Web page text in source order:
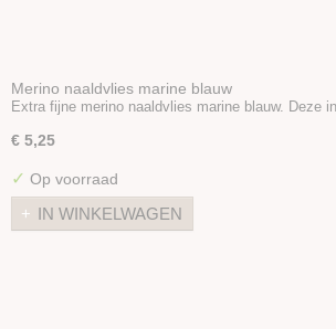
Merino naaldvlies marine blauw
Extra fijne merino naaldvlies marine blauw. Deze
€ 5,25
✓ Op voorraad
IN WINKELWAGEN